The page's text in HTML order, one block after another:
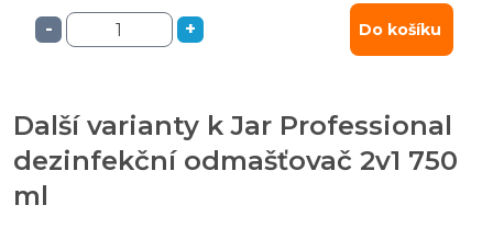
- + Do košíku
Další varianty k Jar Professional
dezinfekční odmašťovač 2v1 750
ml